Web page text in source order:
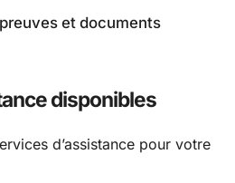
et documents
disponibles
d’assistance pour votre